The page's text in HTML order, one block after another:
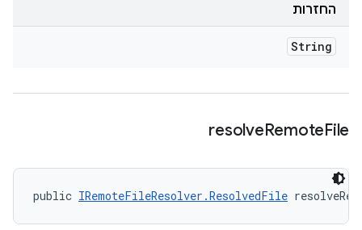
החזרות
String
resolveRemoteFile
public IRemoteFileResolver.ResolvedFile